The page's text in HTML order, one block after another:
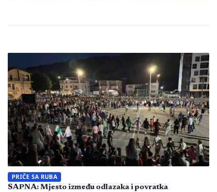
PRIČE SA RUBA
SAPNA: Mjesto između odlazaka i povratka